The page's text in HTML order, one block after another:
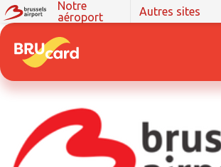
Notre
aéroport
Autres sites